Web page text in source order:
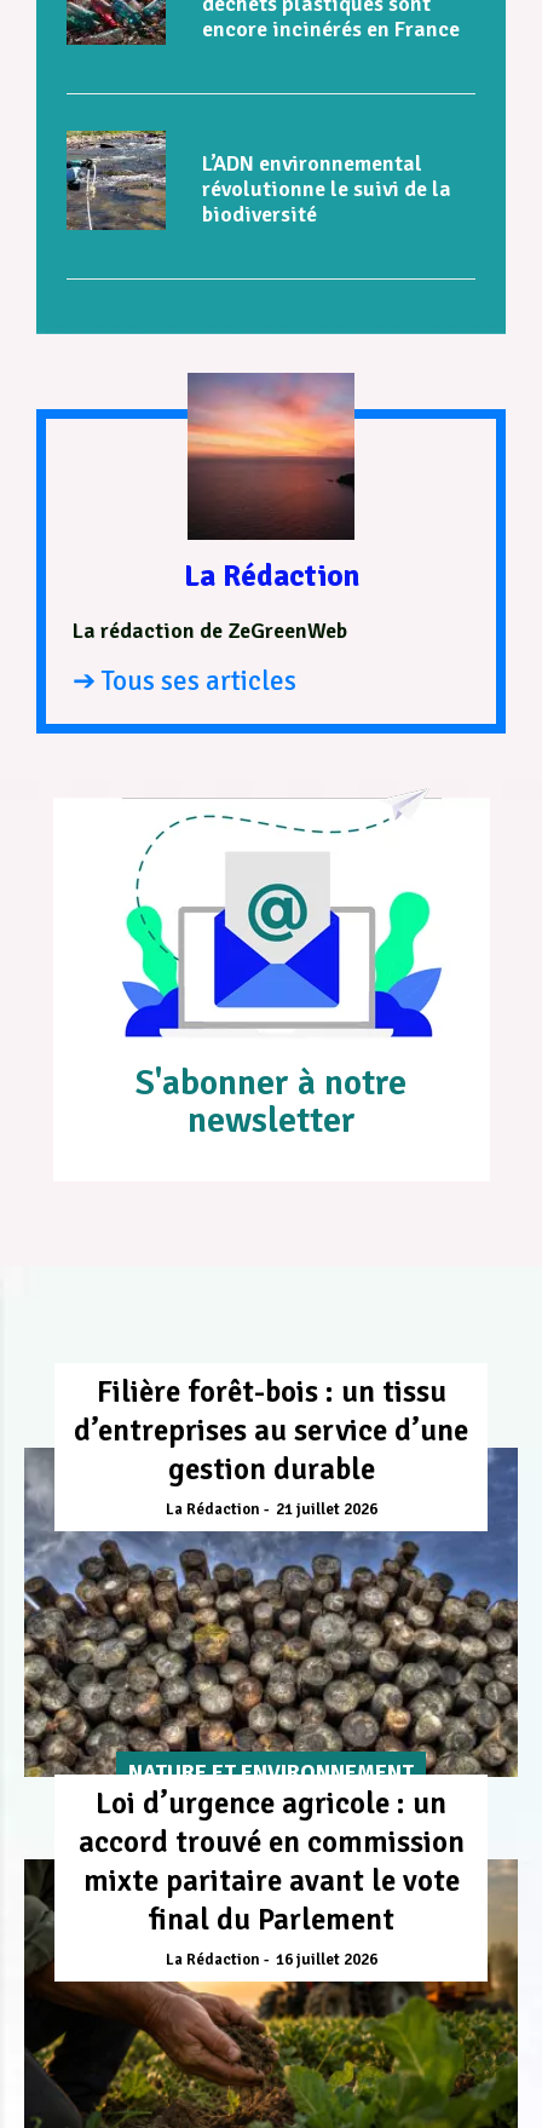
encore incinérés en France
L’ADN environnemental
révolutionne le suivi de la
biodiversité
La Rédaction
La rédaction de ZeGreenWeb
➔ Tous ses articles
S'abonner à notre
newsletter
Filière forêt-bois : un tissu
d’entreprises au service d’une
gestion durable
La Rédaction 21 juillet 2026
NATURE ET ENVIRONNEMENT
Loi d’urgence agricole : un
accord trouvé en commission
mixte paritaire avant le vote
final du Parlement
La Rédaction 16 juillet 2026